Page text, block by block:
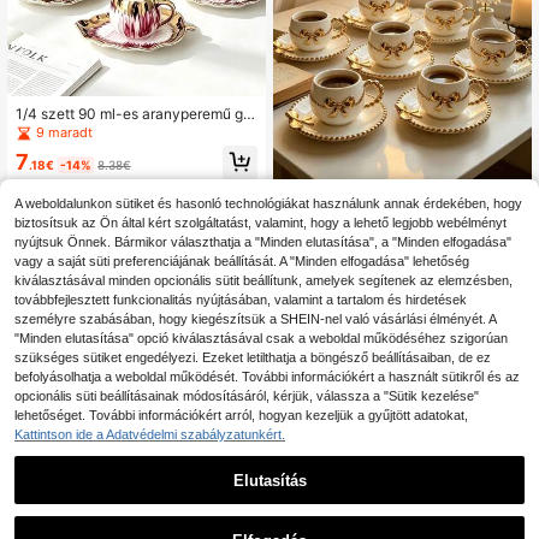
1/4 szett 90 ml-es aranyperemű gra
diens kerámia csésze és aljcsésze l
evélmintás tálcával, európai luxus k
ávés csészékészlet levél alakú aljc
sészével, eszpresszóhoz, lattéhoz
és teához, ideális délutáni teázásho
z, partira, esküvőre, otthoni dekorá
cióra, születənapi, húsvéti és iskola
kezdési ajándéknak
9 maradt
7.18€ -14% 8.38€
6 db/1 szett vintage aranyozott mas
nis, gyöngyperemű kerámia kávésb
ögre és alátét szett. Tartalmazza a
domborolt gyöngymintás bögréket,
aranyos gyöngyfogantyús latte bög
réket, irodai délutáni teabögréket, k
ollégiumi tejbögréket és kifinomulta
n tervezett vízpoharakat. Ez egy na
gyon alkalmas aranyos ajándék lán
yoknak és hölgyeknek.
13 maradt
9.20€
1
A weboldalunkon sütiket és hasonló technológiákat használunk annak érdekében, hogy
biztosítsuk az Ön által kért szolgáltatást, valamint, hogy a lehető legjobb webélményt
nyújtsuk Önnek. Bármikor választhatja a "Minden elutasítása", a "Minden elfogadása"
vagy a saját süti preferenciájának beállítását. A "Minden elfogadása" lehetőség
kiválasztásával minden opcionális sütit beállítunk, amelyek segítenek az elemzésben,
továbbfejlesztett funkcionalitás nyújtásában, valamint a tartalom és hirdetések
személyre szabásában, hogy kiegészítsük a SHEIN-nel való vásárlási élményét. A
"Minden elutasítása" opció kiválasztásával csak a weboldal működéséhez szigorúan
szükséges sütiket engedélyezi. Ezeket letilthatja a böngésző beállításaiban, de ez
befolyásolhatja a weboldal működését. További információkért a használt sütikről és az
opcionális süti beállításainak módosításáról, kérjük, válassza a "Sütik kezelése"
lehetőséget. További információkért arról, hogyan kezeljük a gyűjtött adatokat,
Kattintson ide a Adatvédelmi szabályzatunkért.
Elutasítás